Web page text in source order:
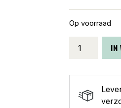
Op voorraad
zadelpenklem
snelspanner
31.8
zilver
IN